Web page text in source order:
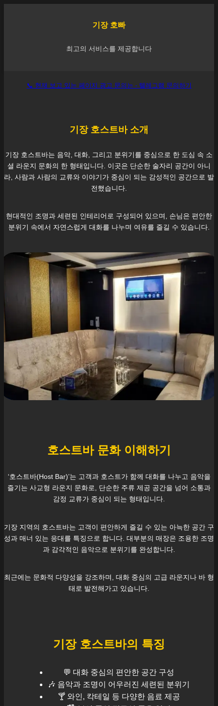
기장 호빠
최고의 서비스를 제공합니다
📞 현재 보고 있는 페이지 광고 문의는 - 텔레그램 문의하기
기장호스트바 소개
기장 호스트바는 음악, 대화, 그리고 분위기를 중심으로 한 도심 속 소
셜 라운지 문화의 한 형태입니다. 이곳은 단순한 술자리 공간이 아니
라, 사람과 사람의 교류와 이야기가 중심이 되는 감성적인 공간으로 발
전했습니다.
현대적인 조명과 세련된 인테리어로 구성되어 있으며, 손님은 편안한
분위기 속에서 자연스럽게 대화를 나누며 여유를 즐길 수 있습니다.
호스트바 문화 이해하기
‘호스트바(Host Bar)’는 고객과 호스트가 함께 대화를 나누고 음악을
즐기는 사교형 라운지 문화로, 단순한 주류 제공 공간을 넘어 소통과
감정 교류가 중심이 되는 형태입니다.
기장 지역의 호스트바는 고객이 편안하게 즐길 수 있는 아늑한 공간 구
성과 매너 있는 응대를 특징으로 합니다. 대부분의 매장은 조용한 조명
과 감각적인 음악으로 분위기를 완성합니다.
최근에는 문화적 다양성을 강조하며, 대화 중심의 고급 라운지나 바 형
태로 발전해가고 있습니다.
기장호스트바의 특징
💬 대화 중심의 편안한 공간 구성
🎶 음악과 조명이 어우러진 세련된 분위기
🍸 와인, 칵테일 등 다양한 음료 제공